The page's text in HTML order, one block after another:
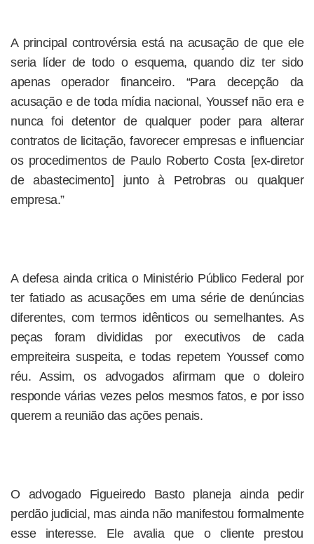
A principal controvérsia está na acusação de que ele
seria líder de todo o esquema, quando diz ter sido
apenas operador financeiro. “Para decepção da
acusação e de toda mídia nacional, Youssef não era e
nunca foi detentor de qualquer poder para alterar
contratos de licitação, favorecer empresas e influenciar
os procedimentos de Paulo Roberto Costa [ex-diretor
de abastecimento] junto à Petrobras ou qualquer
empresa.”
A defesa ainda critica o Ministério Público Federal por
ter fatiado as acusações em uma série de denúncias
diferentes, com termos idênticos ou semelhantes. As
peças foram divididas por executivos de cada
empreiteira suspeita, e todas repetem Youssef como
réu. Assim, os advogados afirmam que o doleiro
responde várias vezes pelos mesmos fatos, e por isso
querem a reunião das ações penais.
O advogado Figueiredo Basto planeja ainda pedir
perdão judicial, mas ainda não manifestou formalmente
esse interesse. Ele avalia que o cliente prestou